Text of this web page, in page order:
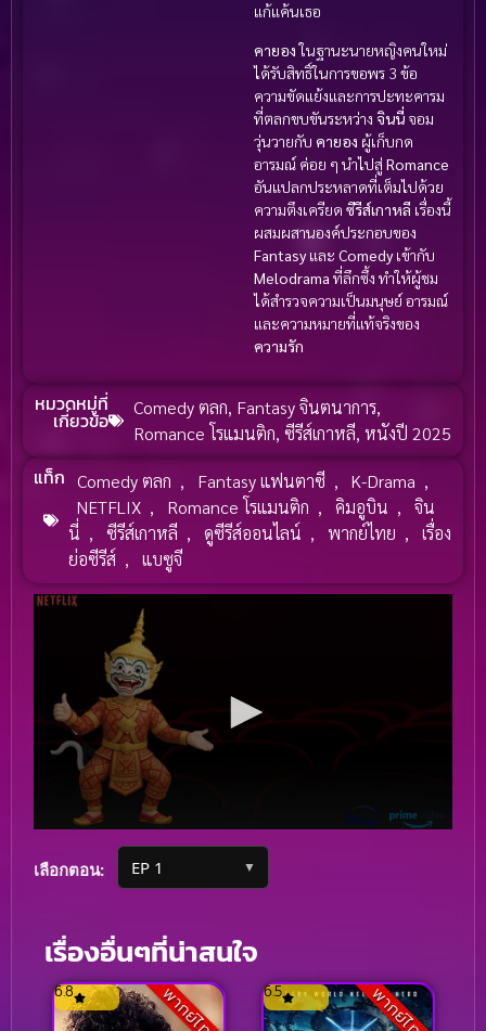
แก้แค้นเธอ
คายองในฐานะนายหญิงคนใหม่
ได้รับสิทธิ์ในการขอพร 3 ข้อ
ความขัดแย้งและการปะทะคารม
ที่ตลกขบขันระหว่าง จินนี่ จอม
วุ่นวายกับ คายอง ผู้เก็บกด
อารมณ์ ค่อย ๆ นำไปสู่Romance
อันแปลกประหลาดที่เต็มไปด้วย
ความตึงเครียด ซีรีส์เกาหลี เรื่องนี้
ผสมผสานองค์ประกอบของ
Fantasyและ Comedyเข้ากับ
Melodrama ที่ลึกซึ้ง ทำให้ผู้ชม
ได้สำรวจความเป็นมนุษย์ อารมณ์
และความหมายที่แท้จริงของ
ความรัก
หมวดหมู่ที่
เกี่ยวข้อ
Comedy ตลก, Fantasy จินตนาการ,
Romance โรแมนติก, ซีรีส์เกาหลี, หนังปี 2025
แท็ก Comedy ตลก , Fantasy แฟนตาซี , K-Drama ,
NETFLIX , Romance โรแมนติก , คิมอูบิน ,
จิน
นี่ , ซีรีส์เกาหลี , ดูซีรีส์ออนไลน์ , พากย์ไทย ,
เรื่อง
ย่อซีรีส์ , แบซูจี
เลือกตอน: ▼
เรื่องอื่นๆที่น่าสนใจ
พากย์ไทย
6.8 พากย์ไทย
6.5